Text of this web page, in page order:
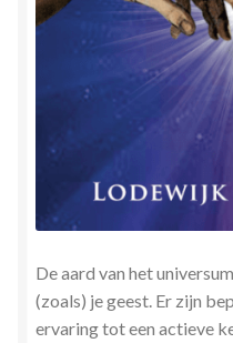
Privacybeleid
Stress en Burn-out
Tarot
Transactionele Analyse
Tweelingvlam
De aard van het
(zoals) je geest. Er zijn
ervaring tot een actieve